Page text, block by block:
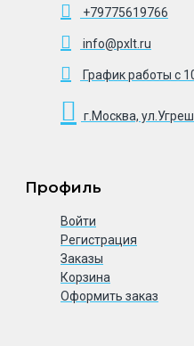
+79775619766
info@pxlt.ru
График работы с
г.Москва,
Профиль
Войти
Регистрация
Заказы
Корзина
Оформить заказ